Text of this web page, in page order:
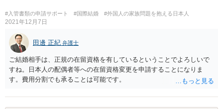
#入管書類の申請サポート #国際結婚 #外国人の家族問題を抱える日本人
2021年12月7日
田邊 正紀 弁護士
ご結婚相手は、正規の在留資格を有しているということでよろしいで
すね。日本人の配偶者等への在留資格変更を申請することになりま
す。費用分割でも承ることは可能です。